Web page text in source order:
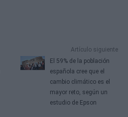
Artículo siguiente
El 59% de la población
española cree que el
cambio climático es el
mayor reto, según un
estudio de Epson